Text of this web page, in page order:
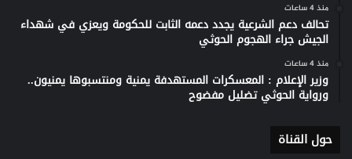
منذ 4 ساعات
تحالف دعم الشرعية يجدد دعمه الثابت للحكومة ويعزي في شهداء
الجيش جراء الهجوم الحوثي
منذ 4 ساعات
وزير الإعلام : المعسكرات المستهدفة يمنية ومنتسبوها يمنيون..
ورواية الحوثي تضليل مفضوح
حول القناة